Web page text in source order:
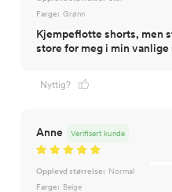
Farge: Grønn
Kjempeflotte shorts, men
store for meg i min vanlige
Nyttig?
Anne Verifisert kunde
Opplevd størrelse: Normal
Farge: Beige